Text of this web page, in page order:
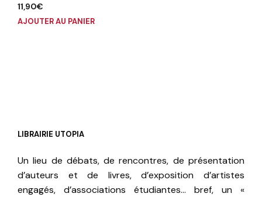
11,90€
AJOUTER AU PANIER
LIBRAIRIE UTOPIA
Un lieu de débats, de rencontres, de présentation
d’auteurs et de livres, d’exposition d’artistes
engagés, d’associations étudiantes… bref, un «